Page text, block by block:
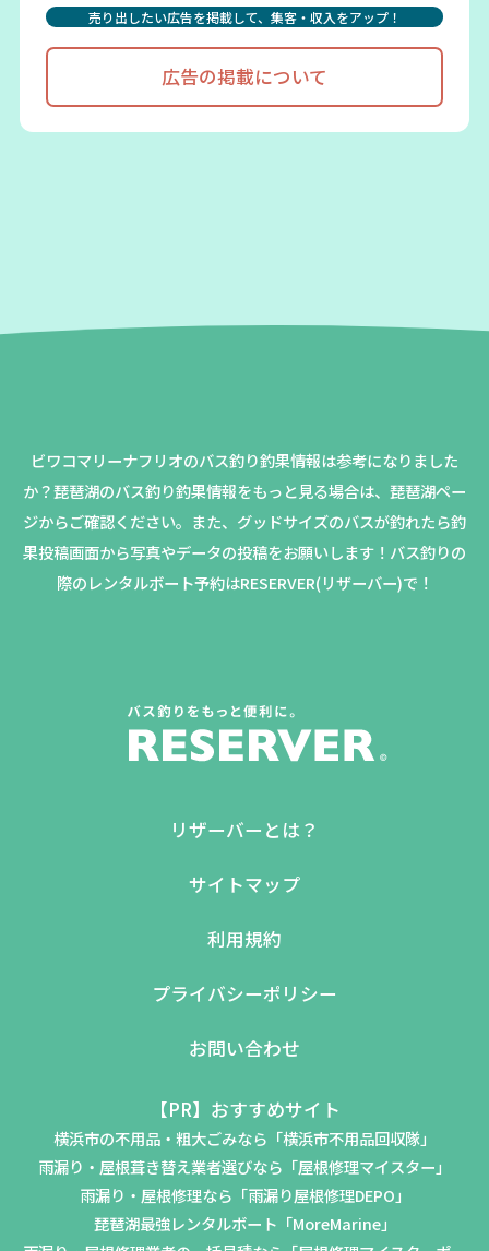
売り出したい広告を掲載して、集客・収入をアップ！
広告の掲載について
ビワコマリーナフリオのバス釣り釣果情報は参考になりました
か？琵琶湖のバス釣り釣果情報をもっと見る場合は、琵琶湖ペー
ジからご確認ください。 また、グッドサイズのバスが釣れたら釣
果投稿画面から写真やデータの投稿をお願いします！バス釣りの
際のレンタルボート予約はRESERVER(リザーバー)で！
リザーバーとは？
サイトマップ
利用規約
プライバシーポリシー
お問い合わせ
【PR】おすすめサイト
横浜市の不用品・粗大ごみなら「横浜市不用品回収隊」
雨漏り・屋根葺き替え業者選びなら「屋根修理マイスター」
雨漏り・屋根修理なら「雨漏り屋根修理DEPO」
琵琶湖最強レンタルボート「MoreMarine」